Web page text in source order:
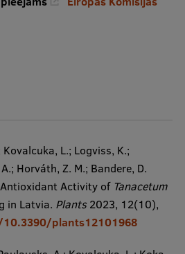
Latvijā
L.; Logviss, K.;
Horváth, Z. M.; Bandere, D.
Activity of Tanacetum
in Latvia. Plants2023, 12(10),
plants12101968